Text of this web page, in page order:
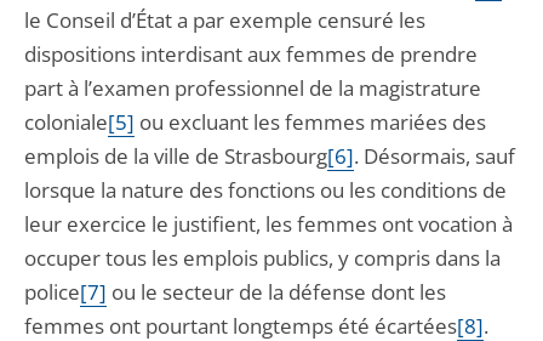
le Conseil d’État a par exemple censuré les
dispositions interdisant aux femmes de prendre
part à l’examen professionnel de la magistrature
coloniale[5] ou excluant les femmes mariées des
emplois de la ville de Strasbourg[6]. Désormais, sauf
lorsque la nature des fonctions ou les conditions de
leur exercice le justifient, les femmes ont vocation à
occuper tous les emplois publics, y compris dans la
police[7] ou le secteur de la défense dont les
femmes ont pourtant longtemps été écartées[8].